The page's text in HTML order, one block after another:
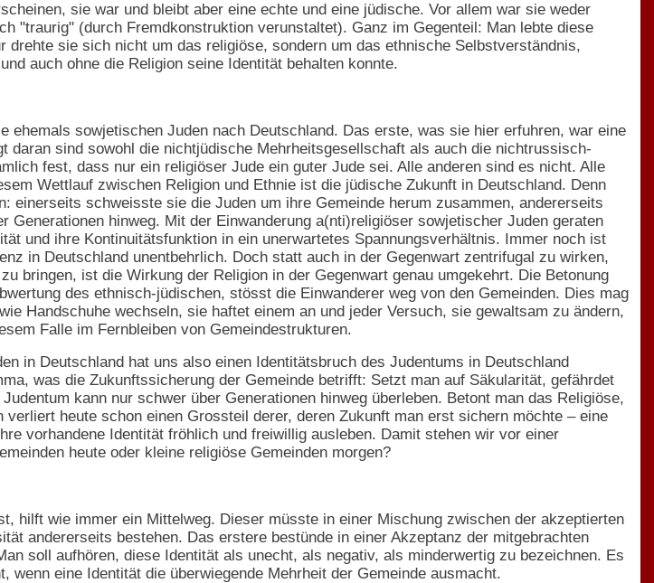
sie war und bleibt aber eine echte und eine jüdische. Vor allem war sie weder
"traurig" (durch Fremdkonstruktion verunstaltet). Ganz im Gegenteil: Man lebte diese
drehte sie sich nicht um das religiöse, sondern um das ethnische Selbstverständnis,
auch ohne die Religion seine Identität behalten konnte.
ehemals sowjetischen Juden nach Deutschland. Das erste, was sie hier erfuhren, war eine
daran sind sowohl die nichtjüdische Mehrheitsgesellschaft als auch die nichtrussisch-
fest, dass nur ein religiöser Jude ein guter Jude sei. Alle anderen sind es nicht. Alle
Wettlauf zwischen Religion und Ethnie ist die jüdische Zukunft in Deutschland. Denn
einerseits schweisste sie die Juden um ihre Gemeinde herum zusammen, andererseits
Generationen hinweg. Mit der Einwanderung a(nti)religiöser sowjetischer Juden geraten
und ihre Kontinuitätsfunktion in ein unerwartetes Spannungsverhältnis. Immer noch ist
in Deutschland unentbehrlich. Doch statt auch in der Gegenwart zentrifugal zu wirken,
bringen, ist die Wirkung der Religion in der Gegenwart genau umgekehrt. Die Betonung
des ethnisch-jüdischen, stösst die Einwanderer weg von den Gemeinden. Dies mag
Handschuhe wechseln, sie haftet einem an und jeder Versuch, sie gewaltsam zu ändern,
Falle im Fernbleiben von Gemeindestrukturen.
in Deutschland hat uns also einen Identitätsbruch des Judentums in Deutschland
was die Zukunftssicherung der Gemeinde betrifft: Setzt man auf Säkularität, gefährdet
kann nur schwer über Generationen hinweg überleben. Betont man das Religiöse,
heute schon einen Grossteil derer, deren Zukunft man erst sichern möchte – eine
vorhandene Identität fröhlich und freiwillig ausleben. Damit stehen wir vor einer
heute oder kleine religiöse Gemeinden morgen?
hilft wie immer ein Mittelweg. Dieser müsste in einer Mischung zwischen der akzeptierten
andererseits bestehen. Das erstere bestünde in einer Akzeptanz der mitgebrachten
soll aufhören, diese Identität als unecht, als negativ, als minderwertig zu bezeichnen. Es
eine Identität die überwiegende Mehrheit der Gemeinde ausmacht.